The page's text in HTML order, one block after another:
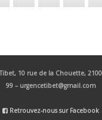
10 rue de la Chouette,
99 – urgencetibet@gmail.com
Retrouvez-nous sur Facebook